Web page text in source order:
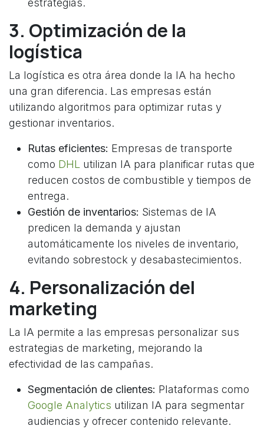
estrategias.
3. Optimización de la
logística
La logística es otra área donde la IA ha hecho
una gran diferencia. Las empresas están
utilizando algoritmos para optimizar rutas y
gestionar inventarios.
Rutas eficientes: Empresas de transporte
como DHL
utilizan IA para planificar rutas que
reducen costos de combustible y tiempos de
entrega.
Gestión de inventarios: Sistemas de IA
predicen la demanda y ajustan
automáticamente los niveles de inventario,
evitando sobrestock y desabastecimientos.
4. Personalización del
marketing
La IA permite a las empresas personalizar sus
estrategias de marketing, mejorando la
efectividad de las campañas.
Segmentación de clientes: Plataformas como
Google Analytics utilizan IA para segmentar
audiencias y ofrecer contenido relevante.